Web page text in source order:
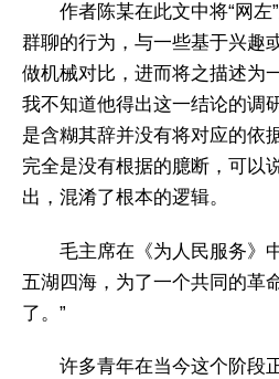
作者陈某在此文中将“网左
群聊的行为，与一些基于兴趣
做机械对比，进而将之描述为
我不知道他得出这一结论的调
是含糊其辞并没有将对应的依
完全是没有根据的臆断，可以
出，混淆了根本的逻辑。
毛主席在《为人民服务》
五湖四海，为了一个共同的革
了。”
许多青年在当今这个阶段